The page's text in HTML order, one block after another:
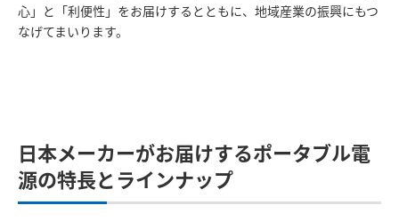
心」と「利便性」をお届けするとともに、地域産業の振興にもつ
なげてまいります。
日本メーカーがお届けするポータブル電
源の特長とラインナップ